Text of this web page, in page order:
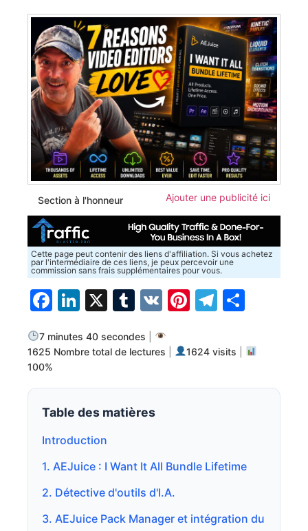
Section à l'honneur Ajouter une publicité ici
Cette page peut contenir des liens d'affiliation. Si vous achetez
par l'intermédiaire de ces liens, je peux percevoir une
commission sans frais supplémentaires pour vous.
Facebook
LinkedIn
X Tumblr
VK Pinterest
7 minutes 40 secondes
1625 Nombre total de lectures
1624 visits
100%
Table des matières
Introduction
1. AEJuice : I Want It All Bundle Lifetime
2. Détective d'outils d'I.A.
3. AEJuice Pack Manager et intégration du